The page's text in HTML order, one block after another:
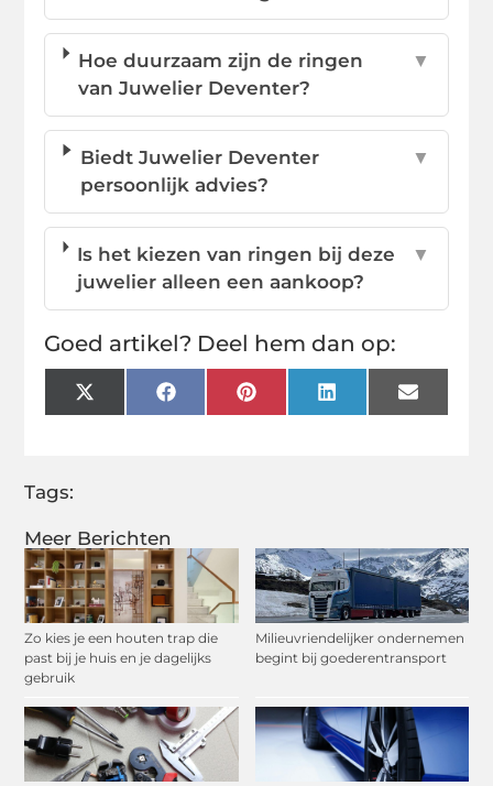
Meer Berichten
Zo kies je een houten trap die
past bij je huis en je dagelijks
gebruik
Milieuvriendelijker ondernemen
begint bij goederentransport
Hoe duurzaam zijn de ringen
van Juwelier Deventer?
▼
Biedt Juwelier Deventer
persoonlijk advies?
▼
Is het kiezen van ringen bij deze
juwelier alleen een aankoop?
▼
Goed artikel? Deel hem dan op:
X
(Twitter)
FacebookPinterestLinkedInEmail
Tags: